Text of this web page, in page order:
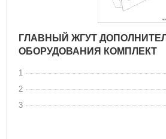
ГЛАВНЫЙ ЖГУТ
ОБОРУДОВАНИЯ КОМПЛЕКТ
1
2
3